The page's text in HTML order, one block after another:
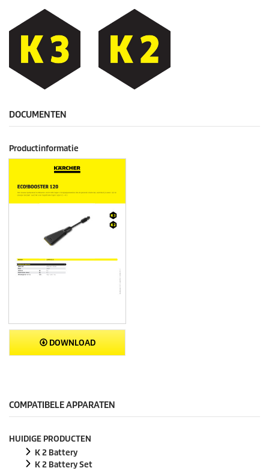
DOCUMENTEN
Productinformatie
DOWNLOAD
COMPATIBELE APPARATEN
HUIDIGE PRODUCTEN
K 2 Battery
K 2 Battery Set